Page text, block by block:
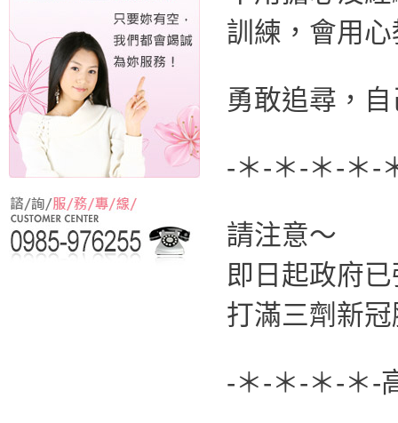
訓練，會用
勇敢追尋，
-＊-＊-＊-＊-
請注意～
即日起政府
打滿三劑新
-＊-＊-＊-＊-